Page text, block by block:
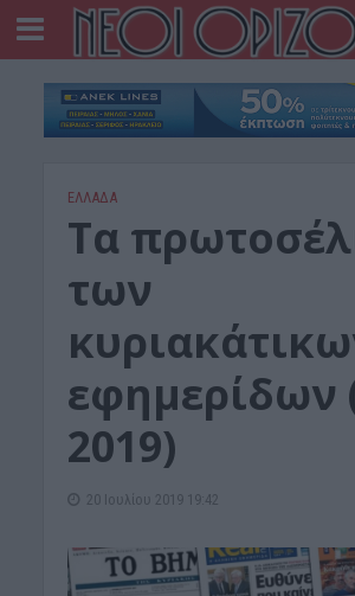
ΕΛΛΑΔΑ
Τα
των
εφημερίδων
2019)
20 Ιουλίου 2019 19:42